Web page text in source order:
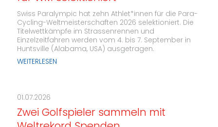
Swiss Paralympic hat zehn Athlet*innen für die Para-
Cycling-Weltmeisterschaften 2026 selektioniert. Die
Titelwettkämpfe im Strassenrennen und
Einzelzeitfahren werden vom 4. bis 7. September in
Huntsville (Alabama, USA) ausgetragen.
WEITERLESEN
01.07.2026
Zwei Golfspieler sammeln mit